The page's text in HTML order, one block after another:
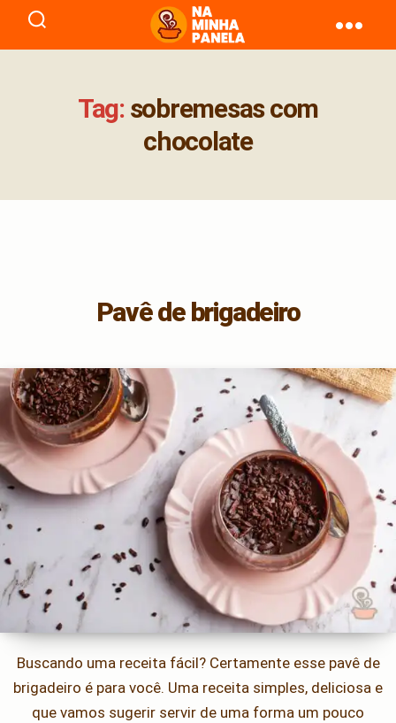
naminhapanela.com
Tag: sobremesas com
chocolate
Pavê de brigadeiro
Buscando uma receita fácil? Certamente esse pavê de
brigadeiro é para você. Uma receita simples, deliciosa e
que vamos sugerir servir de uma forma um pouco